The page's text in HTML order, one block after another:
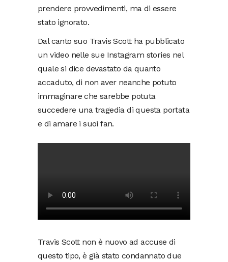
prendere provvedimenti, ma di essere
stato ignorato.
Dal canto suo Travis Scott ha pubblicato
un video nelle sue Instagram stories nel
quale si dice devastato da quanto
accaduto, di non aver neanche potuto
immaginare che sarebbe potuta
succedere una tragedia di questa portata
e di amare i suoi fan.
Travis Scott non è nuovo ad accuse di
questo tipo, è già stato condannato due